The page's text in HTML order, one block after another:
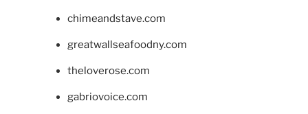
chimeandstave.com
greatwallseafoodny.com
theloverose.com
gabriovoice.com